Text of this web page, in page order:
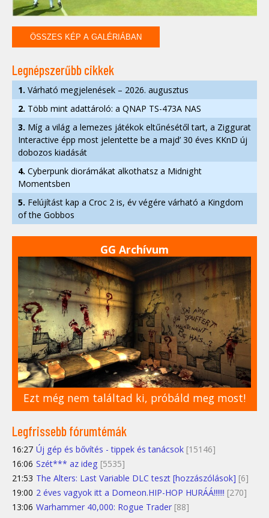
ÖSSZES KÉP A GALÉRIÁBAN
Legnépszerűbb cikkek
1. Várható megjelenések – 2026. augusztus
2. Több mint adattároló: a QNAP TS-473A NAS
3. Míg a világ a lemezes játékok eltűnésétől tart, a Ziggurat
Interactive épp most jelentette be a majd’ 30 éves KKnD új
dobozos kiadását
4. Cyberpunk diorámákat alkothatsz a Midnight
Momentsben
5. Felújítást kap a Croc 2 is, év végére várható a Kingdom
of the Gobbos
GG Archívum
Ezt még nem találtad ki, próbáld meg most!
Legfrissebb fórumtémák
16:27 Új gép és bővítés - tippek és tanácsok [15146]
16:06 Szét*** az ideg [5535]
21:53 The Alters: Last Variable DLC teszt [hozzászólások] [6]
19:00 2 éves vagyok itt a Domeon.HIP-HOP HURÁÁ!!!!!! [270]
13:06 Warhammer 40,000: Rogue Trader [88]